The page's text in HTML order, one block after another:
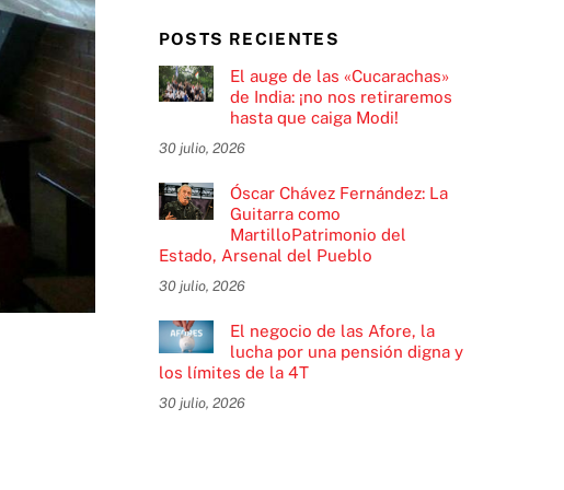
POSTS RECIENTES
El auge de las «Cucarachas»
de India: ¡no nos retiraremos
hasta que caiga Modi!
30 julio, 2026
Óscar Chávez Fernández: La
Guitarra como
MartilloPatrimonio del
Estado, Arsenal del Pueblo
30 julio, 2026
El negocio de las Afore, la
lucha por una pensión digna y
los límites de la 4T
30 julio, 2026